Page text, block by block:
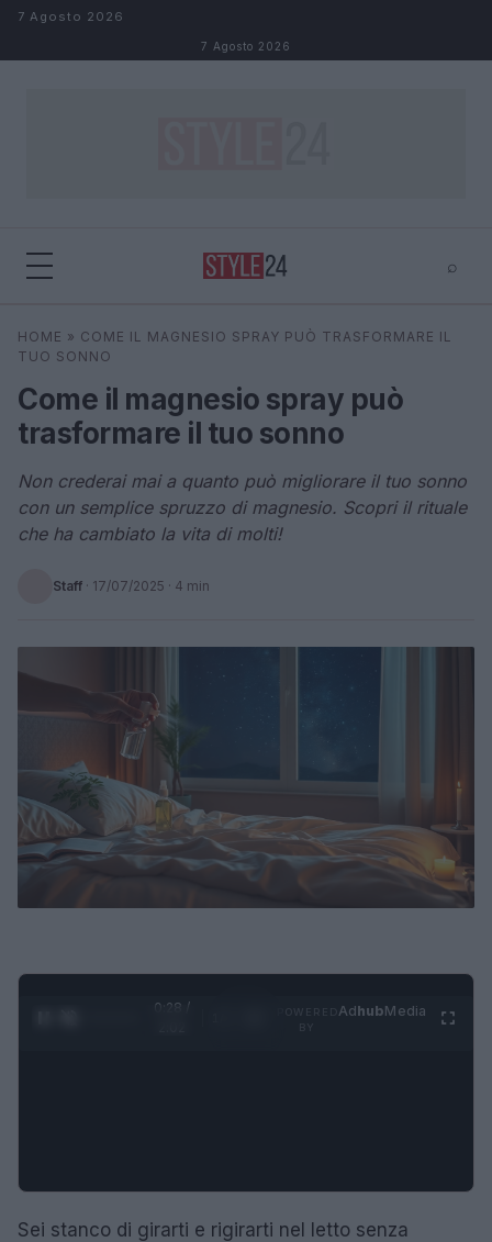
Salta al contenuto
7 Agosto 2026
7 Agosto 2026
⌕
Cerca ⌕ ×
HOME » COME IL MAGNESIO SPRAY PUÒ TRASFORMARE IL
TUO SONNO
Come il magnesio spray può
trasformare il tuo sonno
Non crederai mai a quanto può migliorare il tuo sonno
con un semplice spruzzo di magnesio. Scopri il rituale
che ha cambiato la vita di molti!
Staff · 17/07/2025 · 4 min
0:29 /
AdhubMedia
Sei stanco di girarti e rigirarti nel letto senza